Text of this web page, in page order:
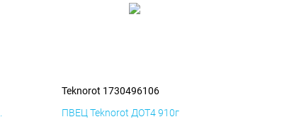
Teknorot 1730496106
ПВЕЦ Teknorot ДОТ4 910г